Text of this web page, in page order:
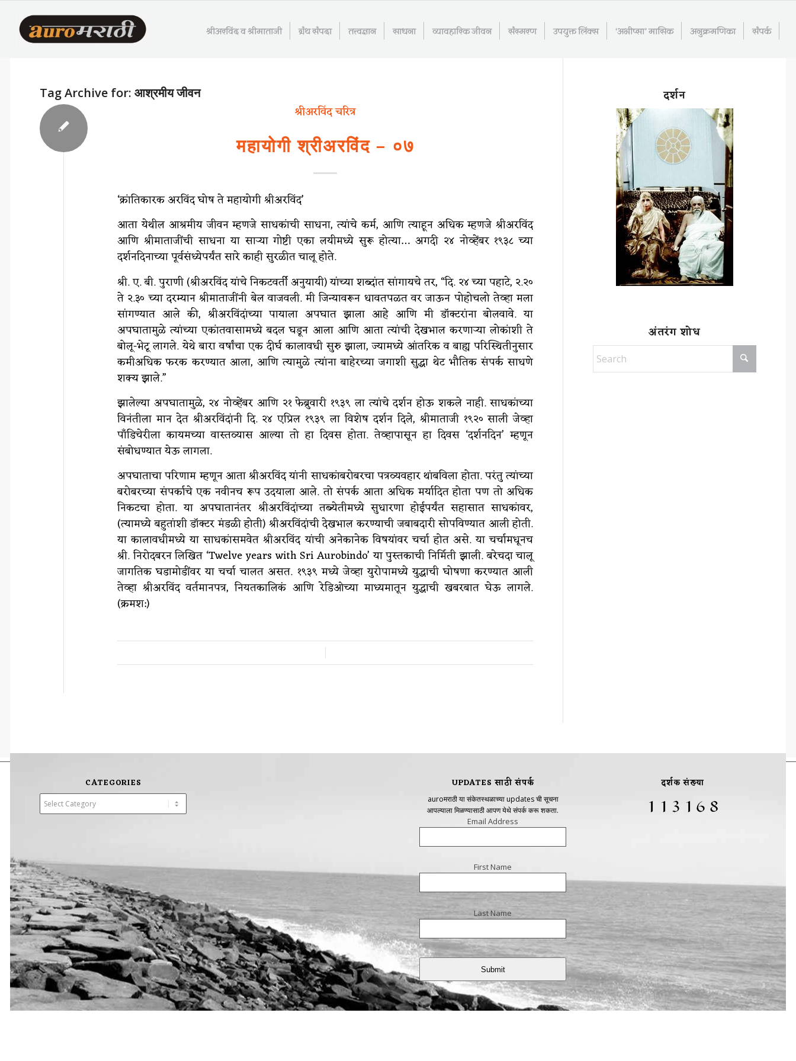
श्रीअरविंद व श्रीमाताजी ग्रंथ संपदा तत्त्वज्ञान साधना व्यावहारिक जीवन संस्मरण उपयुक्त लिंक्स ‘अभीप्सा’ मासिक अनुक्रमणिका संपर्क
Tag Archive for: आश्रमीय जीवन
श्रीअरविंद चरित्र
महायोगी श्रीअरविंद – ०७
‘क्रांतिकारक अरविंद घोष ते महायोगी श्रीअरविंद’
आता येथील आश्रमीय जीवन म्हणजे साधकांची साधना, त्यांचे कर्म, आणि त्याहून अधिक म्हणजे श्रीअरविंद
आणि श्रीमाताजींची साधना या साऱ्या गोष्टी एका लयीमध्ये सुरू होत्या… अगदी २४ नोव्हेंबर १९३८ च्या
दर्शनदिनाच्या पूर्वसंध्येपर्यंत सारे काही सुरळीत चालू होते.
श्री. ए. बी. पुराणी (श्रीअरविंद यांचे निकटवर्ती अनुयायी) यांच्या शब्दांत सांगायचे तर, “दि. २४ च्या पहाटे, २.२०
ते २.३० च्या दरम्यान श्रीमाताजींनी बेल वाजवली. मी जिन्यावरून धावतपळत वर जाऊन पोहोचलो तेव्हा मला
सांगण्यात आले की, श्रीअरविंदांच्या पायाला अपघात झाला आहे आणि मी डॉक्टरांना बोलवावे. या
अपघातामुळे त्यांच्या एकांतवासामध्ये बदल घडून आला आणि आता त्यांची देखभाल करणाऱ्या लोकांशी ते
बोलू-भेटू लागले. येथे बारा वर्षांचा एक दीर्घ कालावधी सुरु झाला, ज्यामध्ये आंतरिक व बाह्य परिस्थितीनुसार
कमीअधिक फरक करण्यात आला, आणि त्यामुळे त्यांना बाहेरच्या जगाशी सुद्धा थेट भौतिक संपर्क साधणे
शक्य झाले.”
झालेल्या अपघातामुळे, २४ नोव्हेंबर आणि २१ फेब्रुवारी १९३९ ला त्यांचे दर्शन होऊ शकले नाही. साधकांच्या
विनंतीला मान देत श्रीअरविंदांनी दि. २४ एप्रिल १९३९ ला विशेष दर्शन दिले, श्रीमाताजी १९२० साली जेव्हा
पाँडिचेरीला कायमच्या वास्तव्यास आल्या तो हा दिवस होता. तेव्हापासून हा दिवस ‘दर्शनदिन’ म्हणून
संबोधण्यात येऊ लागला.
अपघाताचा परिणाम म्हणून आता श्रीअरविंद यांनी साधकांबरोबरचा पत्रव्यवहार थांबविला होता. परंतु त्यांच्या
बरोबरच्या संपर्काचे एक नवीनच रूप उदयाला आले. तो संपर्क आता अधिक मर्यादित होता पण तो अधिक
निकटचा होता. या अपघातानंतर श्रीअरविंदांच्या तब्येतीमध्ये सुधारणा होईपर्यंत सहासात साधकांवर,
(त्यामध्ये बहुतांशी डॉक्टर मंडळी होती) श्रीअरविंदांची देखभाल करण्याची जबाबदारी सोपविण्यात आली होती.
या कालावधीमध्ये या साधकांसमवेत श्रीअरविंद यांची अनेकानेक विषयांवर चर्चा होत असे. या चर्चामधूनच
श्री. निरोदबरन लिखित ‘Twelve years with Sri Aurobindo’ या पुस्तकाची निर्मिती झाली. बरेचदा चालू
जागतिक घडामोडींवर या चर्चा चालत असत. १९३९ मध्ये जेव्हा युरोपामध्ये युद्धाची घोषणा करण्यात आली
तेव्हा श्रीअरविंद वर्तमानपत्र, नियतकालिकं आणि रेडिओच्या माध्यमातून युद्धाची खबरबात घेऊ लागले.
(क्रमश:)
दर्शन
अंतरंग शोध
CATEGORIES UPDATES साठी संपर्क
auroमराठी या संकेतस्थळाच्या updates ची सूचना
आपल्याला मिळण्यासाठी आपण येथे संपर्क करू शकता.
Email Address
First Name
Last Name
Submit
दर्शक संख्या